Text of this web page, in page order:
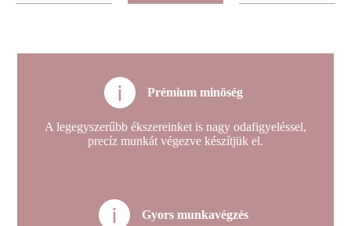
Prémium minöség
A legegyszerűbb ékszereinket is nagy odafigyeléssel,
precíz munkát végezve készítjük el.
Gyors munkavégzés